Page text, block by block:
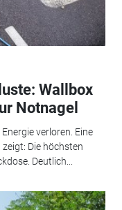
Wallbox
Notnagel
verloren. Eine
Die höchsten
Deutlich...